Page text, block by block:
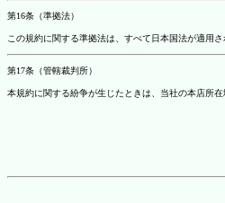
第16条（準拠法）
この規約に関する準拠法は、すべて日本国法が適用さ
第17条（管轄裁判所）
本規約に関する紛争が生じたときは、当社の本店所